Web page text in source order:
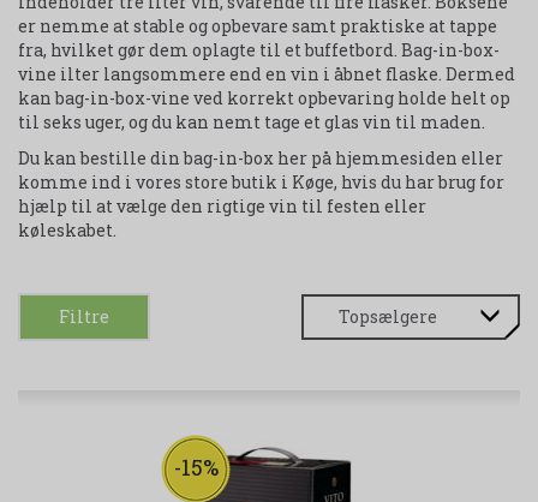
er nemme at stable og opbevare samt praktiske at tappe
fra, hvilket gør dem oplagte til et buffetbord. Bag-in-box-
vine ilter langsommere end en vin i åbnet flaske. Dermed
kan bag-in-box-vine ved korrekt opbevaring holde helt op
til seks uger, og du kan nemt tage et glas vin til maden.
Du kan bestille din bag-in-box her på hjemmesiden eller
komme ind i vores store butik i Køge, hvis du har brug for
hjælp til at vælge den rigtige vin til festen eller
køleskabet.
Filtre
-15%